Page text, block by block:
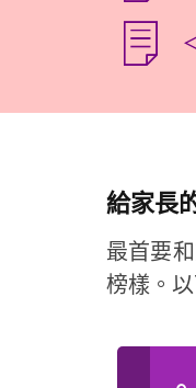
給家長
最首要
榜樣。